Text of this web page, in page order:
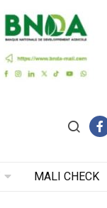
MALI CHECK